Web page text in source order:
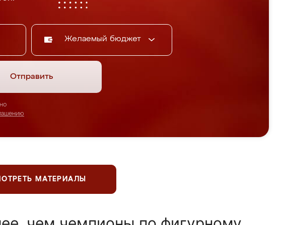
Желаемый бюджет
Отправить
МАТЕРИАЛЫ